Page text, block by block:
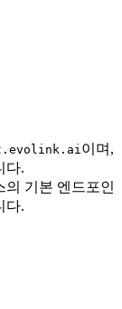
이며,
다.
의 기본 엔드포인
다.